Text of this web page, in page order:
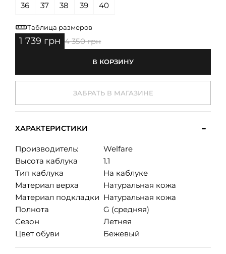
36 37 38 39 40
Таблица размеров
1 739 грн 4 350 грн
В КОРЗИНУ
ЗАБРАТЬ В МАГАЗИНЕ
ХАРАКТЕРИСТИКИ
Производитель:
Welfare
Высота каблука
1.1
Тип каблука
На каблуке
Материал верха
Натуральная кожа
Материал подкладки Натуральная кожа
Полнота
G (средняя)
Сезон
Летняя
Цвет обуви
Бежевый